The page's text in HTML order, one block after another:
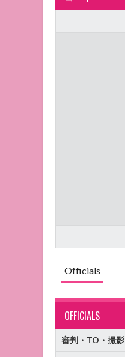
Officials
OFFICIALS
審判・TO・撮影